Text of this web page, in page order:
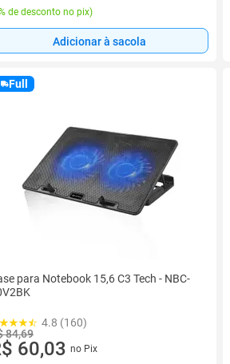
de desconto no pix)
Adicionar à sacola
Full
para Notebook 15,6 C3 Tech - NBC-
4.8 (160)
84,69
60,03 no Pix